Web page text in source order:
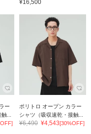
¥16,500
ー
...
ポリトロ オープン カラー
シャツ（吸収速乾・接触...
¥6,490 ¥4,543[30%OFF]